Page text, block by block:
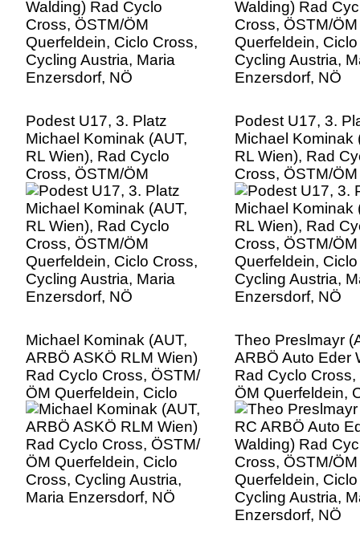
Podest U17, 3. Platz
Michael Kominak (AUT,
RL Wien), Rad Cyclo
Cross, ÖSTM/ÖM
Querfeldein, Ciclo Cross,
Cycling Austria, Maria
Enzersdorf, NÖ
Podest U17, 3.
Michael Kominak
RL Wien), Rad
Cross, ÖSTM/ÖM
Querfeldein,
Cycling Austria,
Enzersdorf, NÖ
Michael Kominak (AUT,
ARBÖ ASKÖ RLM Wien)
Rad Cyclo Cross, ÖSTM/
ÖM Querfeldein, Ciclo
Cross, Cycling Austria,
Maria Enzersdorf, NÖ
Theo Preslmayr
ARBÖ Auto Eder
Rad Cyclo Cross,
ÖM Querfeldein,
Cross, Cycling
Maria